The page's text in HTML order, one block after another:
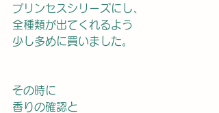
プリンセスシリーズにし、
全種類が出てくれるよう
少し多めに買いました。
その時に
香りの確認と